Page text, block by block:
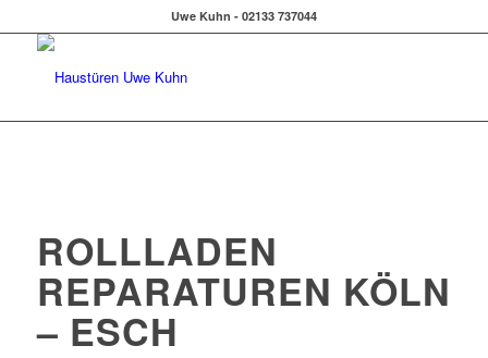
Uwe Kuhn - 02133 737044
ROLLLADEN
REPARATUREN KÖLN
– ESCH